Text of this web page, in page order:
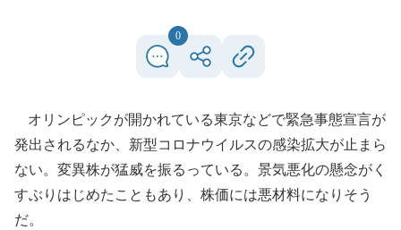
0
オリンピックが開かれている東京などで緊急事態宣言が
発出されるなか、新型コロナウイルスの感染拡大が止まら
ない。変異株が猛威を振るっている。景気悪化の懸念がく
すぶりはじめたこともあり、株価には悪材料になりそう
だ。